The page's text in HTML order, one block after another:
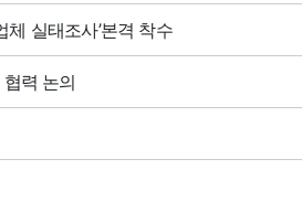
실태조사’본격 착수
력 논의